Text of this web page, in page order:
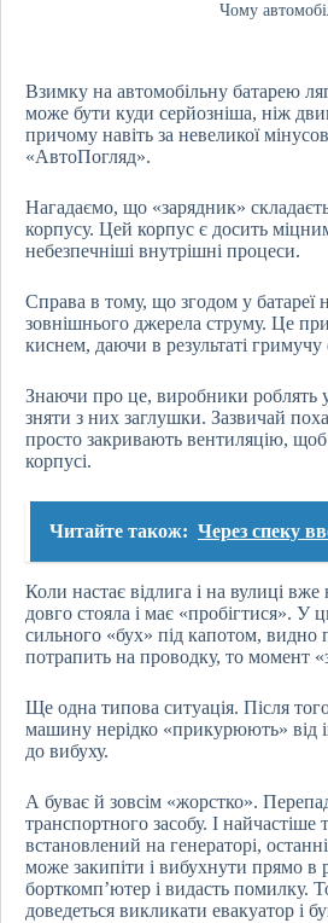
Чому
Взимку на автомобільну батарею
може бути куди серйозніша, ніж
причому навіть за невеликої
«АвтоПогляд».
Нагадаємо, що «зарядник»
корпусу. Цей корпус є досить
небезпечніші внутрішні процеси.
Справа в тому, що згодом у батареї
зовнішнього джерела струму. Це
киснем, даючи в результаті гримучу
Знаючи про це, виробники роблять
зняти з них заглушки. Зазвичай
просто закривають вентиляцію,
корпусі.
Читайте також: Через спеку
Коли настає відлига і на вулиці
довго стояла і має «пробігтися». У
сильного «бух» під капотом, видно
потрапить на проводку, то момент
Ще одна типова ситуація. Після
машину нерідко «прикурюють» від
до вибуху.
А буває й зовсім «жорстко».
транспортного засобу. І найчастіше
встановлений на генераторі,
може закипіти і вибухнути прямо в
борткомп’ютер і видасть помилку.
доведеться викликати евакуатор і